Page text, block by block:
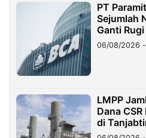
PT
Sejumlah
Ganti
06/08/2026 -
LMPP
Dana
di